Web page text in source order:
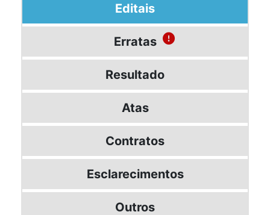
Editais
Erratas
Resultado
Atas
Contratos
Esclarecimentos
Outros